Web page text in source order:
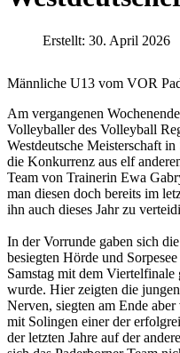
Erstellt: 30. April 2026
Männliche U13 vom VOR
Am vergangenen
Volleyballer des Volleyball
Westdeutsche Meisterschaft
die Konkurrenz aus elf
Team von Trainerin Ewa
man diesen doch bereits im
ihn auch dieses Jahr zu
In der Vorrunde gaben sich
besiegten Hörde und
Samstag mit dem Viertelfinale
wurde. Hier zeigten die
Nerven, siegten am Ende
mit Solingen einer der
der letzten Jahre auf der